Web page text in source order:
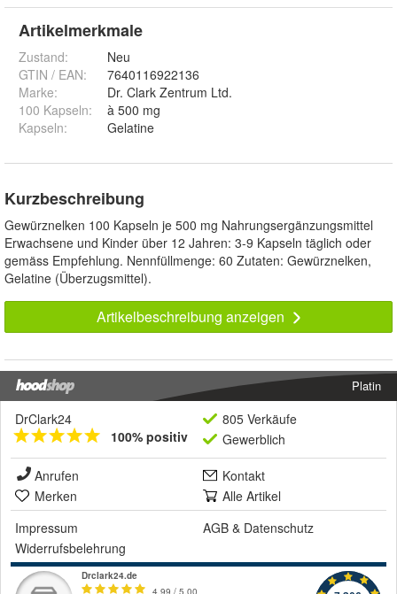
Artikelmerkmale
Zustand:
Neu
GTIN / EAN:
7640116922136
Marke:
Dr. Clark Zentrum Ltd.
100 Kapseln:
à 500 mg
Kapseln: Gelatine
Kurzbeschreibung
Gewürznelken 100 Kapseln je 500 mg Nahrungsergänzungsmittel
Erwachsene und Kinder über 12 Jahren: 3-9 Kapseln täglich oder
gemäss Empfehlung. Nennfüllmenge: 60 Zutaten: Gewürznelken,
Gelatine (Überzugsmittel).
Artikelbeschreibung anzeigen
Platin
DrClark24
100% positiv
805 Verkäufe
Gewerblich
Anrufen
Kontakt
Merken
Alle Artikel
Impressum
AGB & Datenschutz
Widerrufsbelehrung